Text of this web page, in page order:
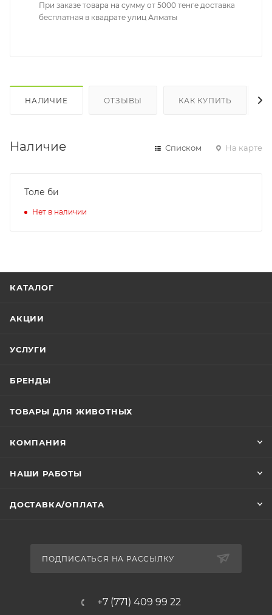
При заказе товара на сумму от 5000 тенге доставка
бесплатная в квадрате улиц Алматы
НАЛИЧИЕ ОТЗЫВЫ КАК КУПИТЬ
Наличие Списком На карте
Толе би
Нет в наличии
КАТАЛОГ
АКЦИИ
УСЛУГИ
БРЕНДЫ
ТОВАРЫ ДЛЯ ЖИВОТНЫХ
КОМПАНИЯ
НАШИ РАБОТЫ
ДОСТАВКА/ОПЛАТА
ПОДПИСАТЬСЯ НА РАССЫЛКУ
+7 (771) 409 99 22